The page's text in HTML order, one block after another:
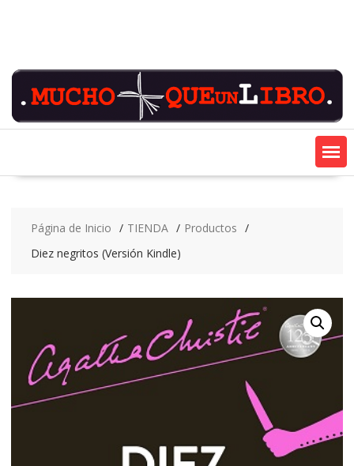
Página de Inicio TIENDA
Productos
Diez negritos (Versión Kindle)